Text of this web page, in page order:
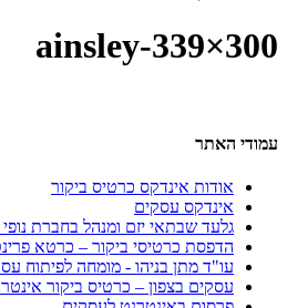
ainsley-339×300
עמודי האתר
אודות אינדקס כרטיס ביקור
אינדקס עסקים
גלעד שבתאי יזם ומנהל בחברת
הדפסת כרטיסי ביקור – כרטא
עו"ד מתן בניהו - מומחה לפיתוח
עסקים בצפון – כרטיס ביקור